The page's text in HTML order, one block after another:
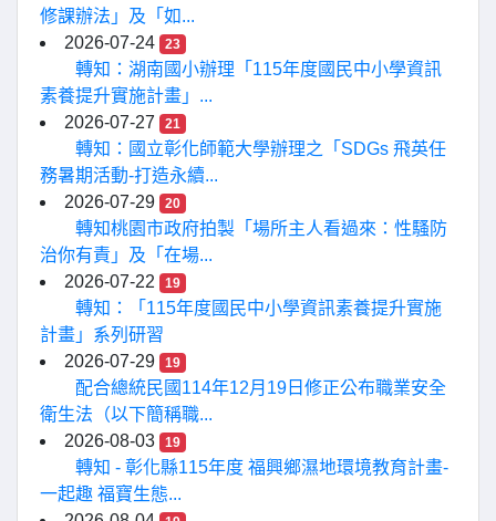
修課辦法」及「如...
2026-07-24
23
轉知：湖南國小辦理「115年度國民中小學資訊
素養提升實施計畫」...
2026-07-27
21
轉知：國立彰化師範大學辦理之「SDGs 飛英任
務暑期活動-打造永續...
2026-07-29
20
轉知桃園市政府拍製「場所主人看過來：性騷防
治你有責」及「在場...
2026-07-22
19
轉知：「115年度國民中小學資訊素養提升實施
計畫」系列研習
2026-07-29
19
配合總統民國114年12月19日修正公布職業安全
衛生法（以下簡稱職...
2026-08-03
19
轉知 - 彰化縣115年度 福興鄉濕地環境教育計畫-
一起趣 福寶生態...